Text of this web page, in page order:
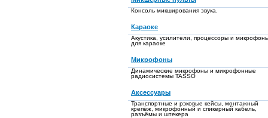
Консоль микширования звука.
Караоке
Акустика, усилители, процессоры и
для караоке
Микрофоны
Динамические микрофоны и микрофонные
радиосистемы TASSO
Аксессуары
Транспортные и рэковые кейсы, монтажный
крепёж, микрофонный и спикерный кабель,
разъёмы и штекера